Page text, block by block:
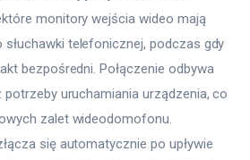
monitory wejścia wideo mają
słuchawki telefonicznej, podczas gdy
bezpośredni. Połączenie odbywa
uruchamiania urządzenia, co
zalet wideodomofonu.
się automatycznie po upływie